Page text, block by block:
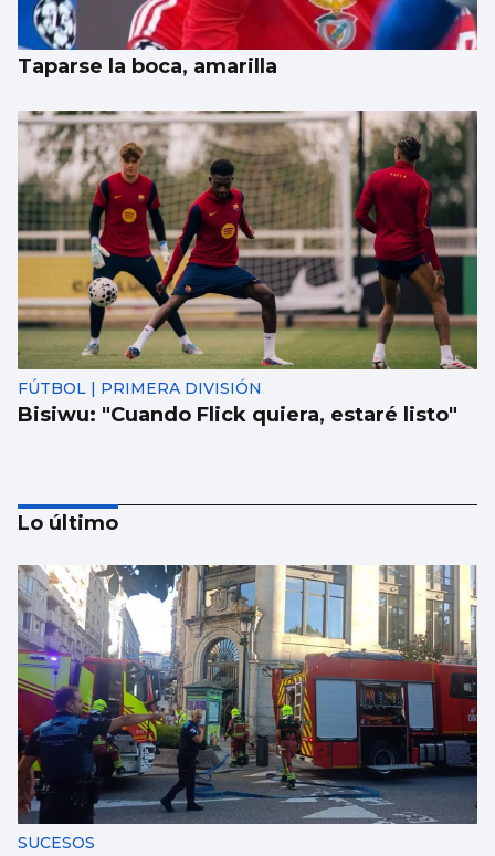
Taparse la boca, amarilla
FÚTBOL | PRIMERA DIVISIÓN
Bisiwu: "Cuando Flick quiera, estaré listo"
NATACIÓN ARTÍSTICA
Iris Tió consigue la medalla de oro en solo
técnico del Europeo de París
Lo último
SUCESOS